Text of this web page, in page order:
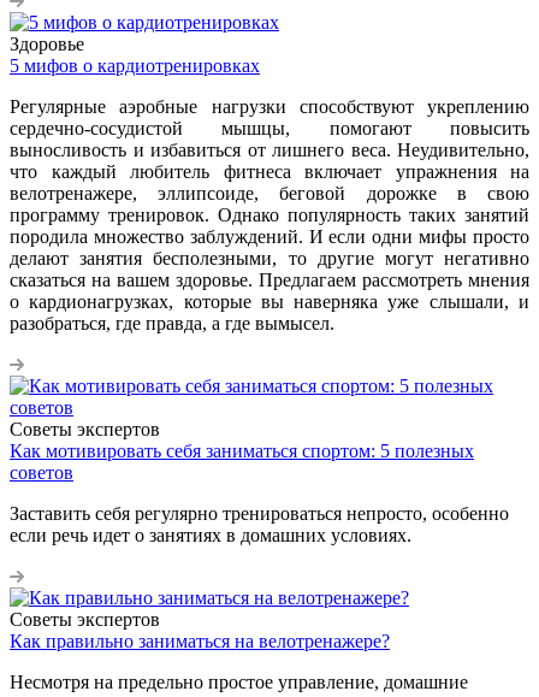
Здоровье
5 мифов о кардиотренировках
Регулярные аэробные нагрузки способствуют укреплению
сердечно-сосудистой мышцы, помогают повысить
выносливость и избавиться от лишнего веса. Неудивительно,
что каждый любитель фитнеса включает упражнения на
велотренажере, эллипсоиде, беговой дорожке в свою
программу тренировок. Однако популярность таких занятий
породила множество заблуждений. И если одни мифы просто
делают занятия бесполезными, то другие могут негативно
сказаться на вашем здоровье. Предлагаем рассмотреть мнения
о кардионагрузках, которые вы наверняка уже слышали, и
разобраться, где правда, а где вымысел.
Советы экспертов
Как мотивировать себя заниматься спортом: 5 полезных
советов
Заставить себя регулярно тренироваться непросто, особенно
если речь идет о занятиях в домашних условиях.
Советы экспертов
Как правильно заниматься на велотренажере?
Несмотря на предельно простое управление, домашние